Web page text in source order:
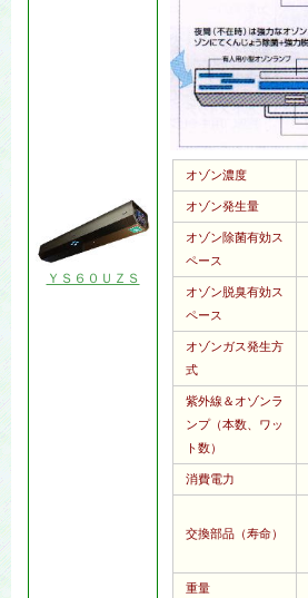
ＹＳ６０ＵＺＳ
オゾン濃度
オゾン発生量
オゾン除菌有効ス
ペース
オゾン脱臭有効ス
ペース
オゾンガス発生方
式
紫外線＆オゾンラ
ンプ（本数、ワッ
ト数）
消費電力
交換部品（寿命）
重量